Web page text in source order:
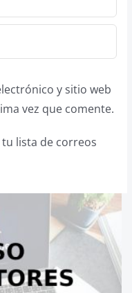
y sitio web
vez que comente.
tu lista de correos